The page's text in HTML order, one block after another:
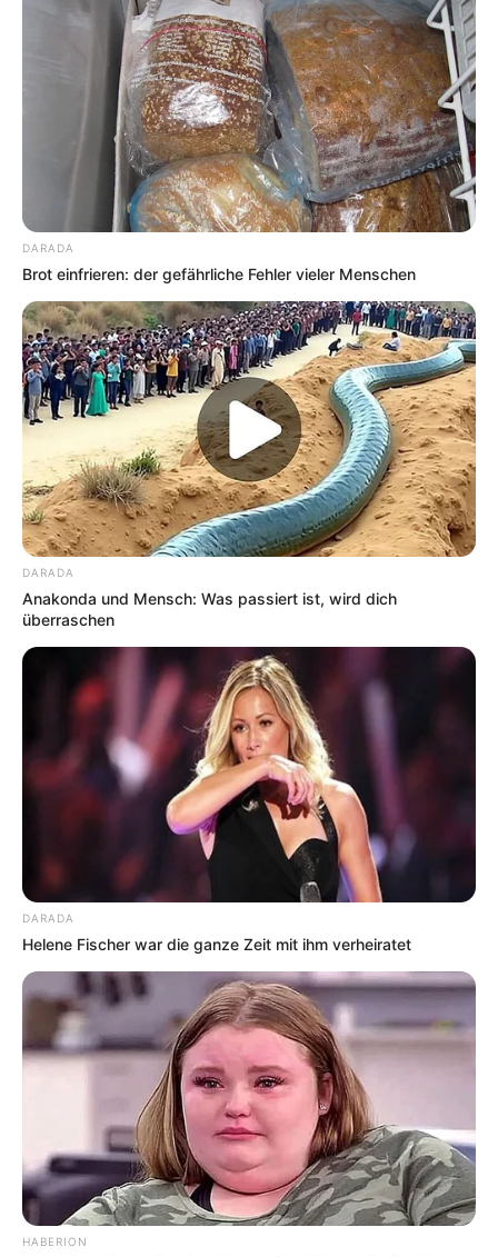
DARADA
Brot einfrieren: der gefährliche Fehler vieler Menschen
DARADA
Anakonda und Mensch: Was passiert ist, wird dich
überraschen
DARADA
Helene Fischer war die ganze Zeit mit ihm verheiratet
HABERION